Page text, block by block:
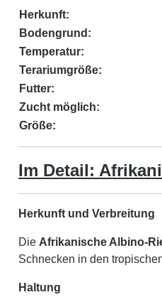
Herkunft:
Bodengrund:
Temperatur:
Terariumgröße:
Futter:
Zucht möglich:
Größe:
Im Detail:
Herkunft und Verbreitung
Die Afrikanische Albino-
Schnecken in den
Haltung